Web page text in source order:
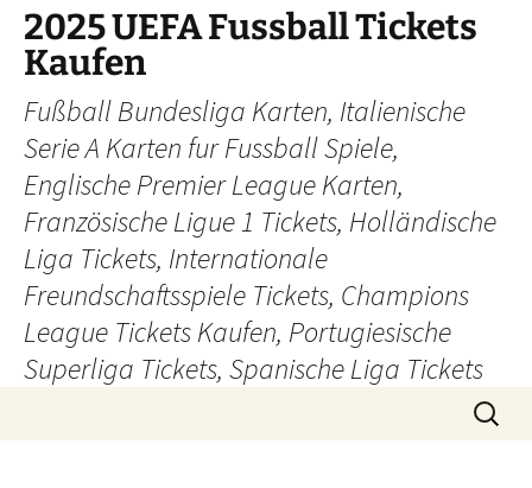
Skip
content
2025 UEFA Fussball Tickets
Kaufen
Fußball Bundesliga Karten, Italienische
Serie A Karten fur Fussball Spiele,
Englische Premier League Karten,
Französische Ligue 1 Tickets, Holländische
Liga Tickets, Internationale
Freundschaftsspiele Tickets, Champions
League Tickets Kaufen, Portugiesische
Superliga Tickets, Spanische Liga Tickets
Search
for: